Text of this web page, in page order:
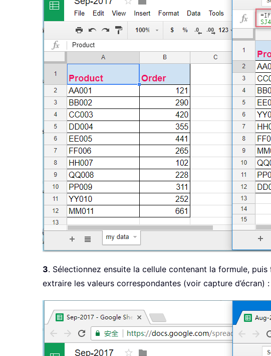
3. Sélectionnez ensuite la cellule contenant la formule,
extraire les valeurs correspondantes (voir capture d’écran) :